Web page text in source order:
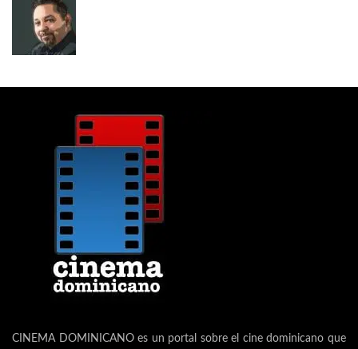
CINEMA DOMINICANO es un portal sobre el cine dominicano que